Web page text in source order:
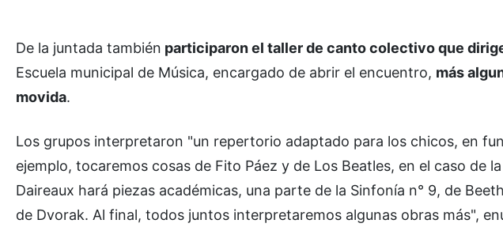
De la juntada también participaron el taller de canto colectivo que
Escuela municipal de Música, encargado de abrir el encuentro, más
movida.
Los grupos interpretaron "un repertorio adaptado para los chicos, en
ejemplo, tocaremos cosas de Fito Páez y de Los Beatles, en el caso de
Daireaux hará piezas académicas, una parte de la Sinfonía n° 9, de
de Dvorak. Al final, todos juntos interpretaremos algunas obras más",